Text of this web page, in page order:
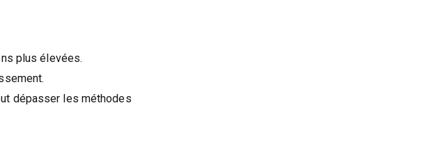
plus élevées.
dépasser les méthodes